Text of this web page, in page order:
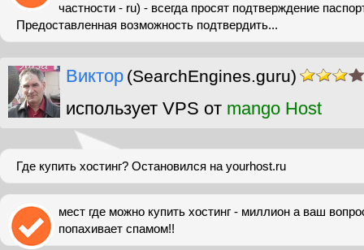
частности - ru) - всегда просят подтверждение
Предоставленная возможность подтвердить...
Виктор (SearchEngines.guru)
использует VPS от mango Host
Где купить хостинг? Остановился на yourhost.ru
мест где можно купить хостинг - миллион а ваш
попахивает спамом!!